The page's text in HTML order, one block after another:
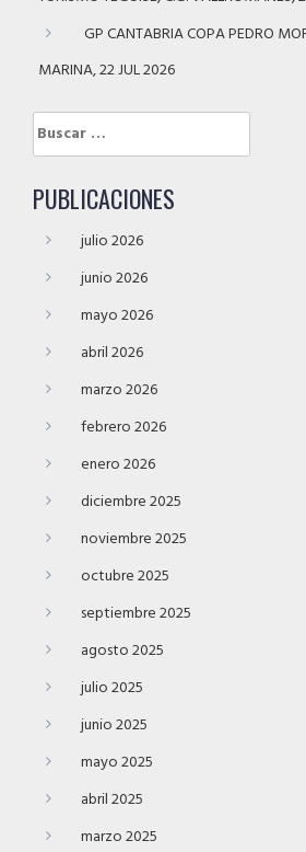
GP CANTABRIA COPA PEDRO
MARINA, 22 JUL 2026
Buscar:
PUBLICACIONES
julio 2026
junio 2026
mayo 2026
abril 2026
marzo 2026
febrero 2026
enero 2026
diciembre 2025
noviembre 2025
octubre 2025
septiembre 2025
agosto 2025
julio 2025
junio 2025
mayo 2025
abril 2025
marzo 2025